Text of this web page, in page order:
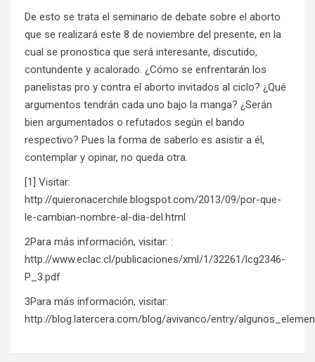
De esto se trata el seminario de debate sobre el aborto
que se realizará este 8 de noviembre del presente, en la
cual se pronostica que será interesante, discutido,
contundente y acalorado. ¿Cómo se enfrentarán los
panelistas pro y contra el aborto invitados al ciclo? ¿Qué
argumentos tendrán cada uno bajo la manga? ¿Serán
bien argumentados o refutados según el bando
respectivo? Pues la forma de saberlo es asistir a él,
contemplar y opinar, no queda otra.
[1] Visitar:
http://quieronacerchile.blogspot.com/2013/09/por-que-
le-cambian-nombre-al-dia-del.html
2Para más información, visitar: :
http://www.eclac.cl/publicaciones/xml/1/32261/lcg2346-
P_3.pdf
3Para más información, visitar:
http://blog.latercera.com/blog/avivanco/entry/